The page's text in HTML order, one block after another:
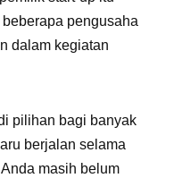
pengusaha
dalam kegiatan
pilihan bagi banyak
berjalan selama
masih belum